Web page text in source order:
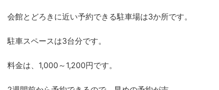
会館とどろきに近い予約できる駐車場は3か所です。
駐車スペースは3台分です。
料金は、1,000～1,200円です。